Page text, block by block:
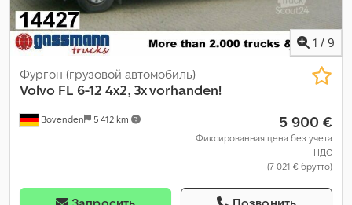
1 / 9
Bovenden 5 412 km
Фургон (грузовой автомобиль)
Volvo FL 6-12 4x2, 3x vorhanden!
5 900 €
Фиксированная цена без учета
НДС
(7 021 € брутто)